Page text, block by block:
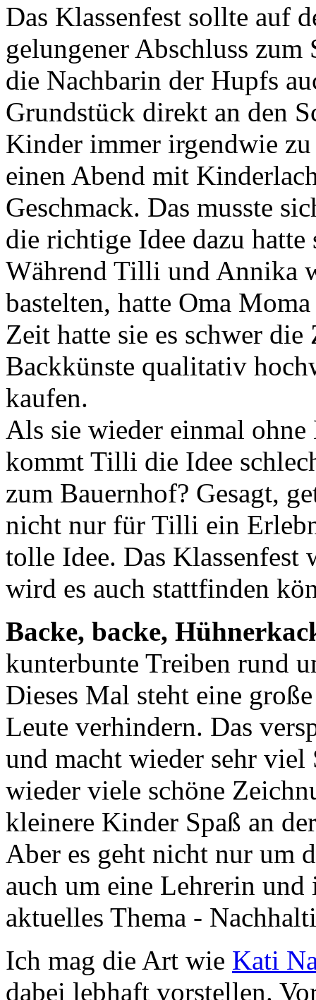
Das Klassenfest sollte auf
gelungener Abschluss
die Nachbarin der Hupfs
Grundstück direkt an den
Kinder immer irgendwie
einen Abend mit
Geschmack. Das musste
die richtige Idee dazu hatte
Während Tilli und Annika
bastelten, hatte Oma
Zeit hatte sie es schwer
Backkünste qualitativ
kaufen.
Als sie wieder einmal
kommt Tilli die Idee
zum Bauernhof? Gesagt,
nicht nur für Tilli ein
tolle Idee. Das Klassenfest
wird es auch stattfinden
Backe, backe,
kunterbunte Treiben rund
Dieses Mal steht eine
Leute verhindern. Das
und macht wieder sehr
wieder viele schöne
kleinere Kinder Spaß an
Aber es geht nicht nur um
auch um eine Lehrerin
aktuelles Thema -
Ich mag die Art wie Kati
dabei lebhaft vorstellen.